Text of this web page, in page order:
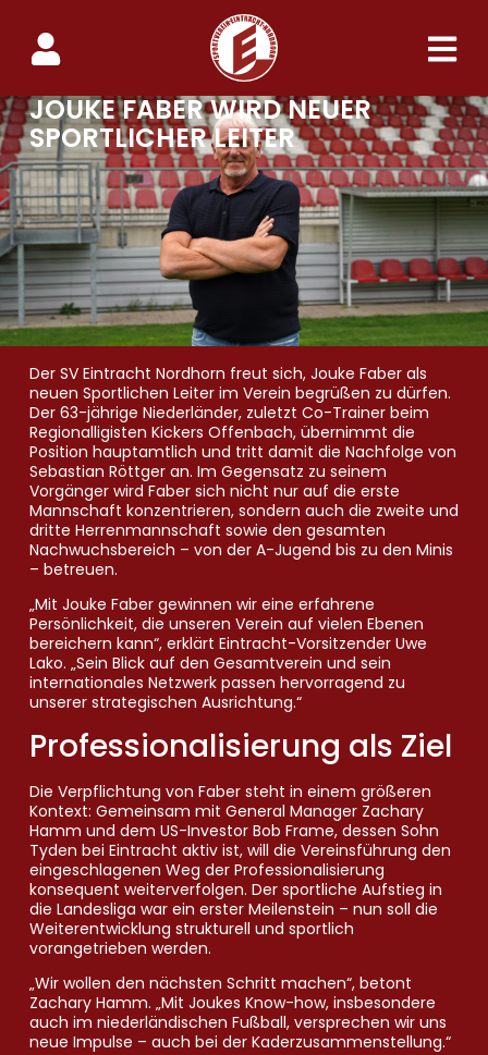
JOUKE FABER WIRD NEUER
SPORTLICHER LEITER
Der SV Eintracht Nordhorn freut sich, Jouke Faber als
neuen Sportlichen Leiter im Verein begrüßen zu dürfen.
Der 63-jährige Niederländer, zuletzt Co-Trainer beim
Regionalligisten Kickers Offenbach, übernimmt die
Position hauptamtlich und tritt damit die Nachfolge von
Sebastian Röttger an. Im Gegensatz zu seinem
Vorgänger wird Faber sich nicht nur auf die erste
Mannschaft konzentrieren, sondern auch die zweite und
dritte Herrenmannschaft sowie den gesamten
Nachwuchsbereich – von der A-Jugend bis zu den Minis
– betreuen.
„Mit Jouke Faber gewinnen wir eine erfahrene
Persönlichkeit, die unseren Verein auf vielen Ebenen
bereichern kann“, erklärt Eintracht-Vorsitzender Uwe
Lako. „Sein Blick auf den Gesamtverein und sein
internationales Netzwerk passen hervorragend zu
unserer strategischen Ausrichtung.“
Professionalisierung als Ziel
Die Verpflichtung von Faber steht in einem größeren
Kontext: Gemeinsam mit General Manager Zachary
Hamm und dem US-Investor Bob Frame, dessen Sohn
Tyden bei Eintracht aktiv ist, will die Vereinsführung den
eingeschlagenen Weg der Professionalisierung
konsequent weiterverfolgen. Der sportliche Aufstieg in
die Landesliga war ein erster Meilenstein – nun soll die
Weiterentwicklung strukturell und sportlich
vorangetrieben werden.
„Wir wollen den nächsten Schritt machen“, betont
Zachary Hamm. „Mit Joukes Know-how, insbesondere
auch im niederländischen Fußball, versprechen wir uns
neue Impulse – auch bei der Kaderzusammenstellung.“